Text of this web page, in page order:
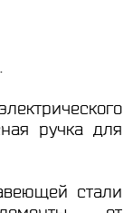
ручка для
стали